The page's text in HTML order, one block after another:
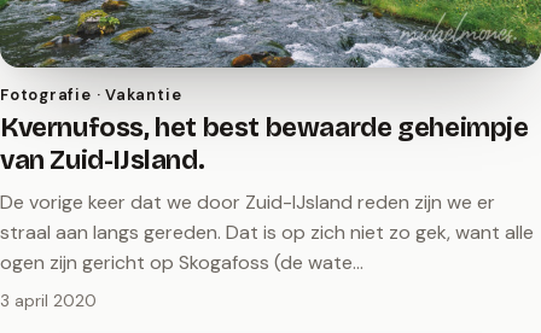
Fotografie · Vakantie
Kvernufoss, het best bewaarde geheimpje
van Zuid-IJsland.
De vorige keer dat we door Zuid-IJsland reden zijn we er
straal aan langs gereden. Dat is op zich niet zo gek, want alle
ogen zijn gericht op Skogafoss (de wate…
3 april 2020